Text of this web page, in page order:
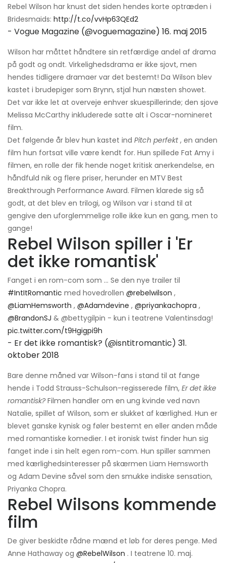
Rebel Wilson har knust det siden hendes korte optræden i
Bridesmaids: http://t.co/vvHp63QEd2
- Vogue Magazine (@voguemagazine) 16. maj 2015
Wilson har måttet håndtere sin retfærdige andel af drama
på godt og ondt. Virkelighedsdrama er ikke sjovt, men
hendes tidligere dramaer var det bestemt! Da Wilson blev
kastet i brudepiger som Brynn, stjal hun næsten showet.
Det var ikke let at overveje enhver skuespillerinde; den sjove
Melissa McCarthy inkluderede satte alt i Oscar-nomineret
film.
Det følgende år blev hun kastet ind Pitch perfekt, en anden
film hun fortsat ville være kendt for. Hun spillede Fat Amy i
filmen, en rolle der fik hende noget kritisk anerkendelse, en
håndfuld nik og flere priser, herunder en MTV Best
Breakthrough Performance Award. Filmen klarede sig så
godt, at det blev en trilogi, og Wilson var i stand til at
gengive den uforglemmelige rolle ikke kun en gang, men to
gange!
Rebel Wilson spiller i 'Er
det ikke romantisk'
Fanget i en rom-com som ... Se den nye trailer til
#IntItRomantic med hovedrollen @rebelwilson ,
@LiamHemsworth , @Adamdevine , @priyankachopra ,
@BrandonSJ & @bettygilpin - kun i teatrene Valentinsdag!
pic.twitter.com/t9Hgigpi9h
- Er det ikke romantisk? (@isntitromantic) 31.
oktober 2018
Bare denne måned var Wilson-fans i stand til at fange
hende i Todd Strauss-Schulson-regisserede film, Er det ikke
romantisk?Filmen handler om en ung kvinde ved navn
Natalie, spillet af Wilson, som er slukket af kærlighed. Hun er
blevet ganske kynisk og føler bestemt en eller anden måde
med romantiske komedier. I et ironisk twist finder hun sig
fanget inde i sin helt egen rom-com. Hun spiller sammen
med kærlighedsinteresser på skærmen Liam Hemsworth
og Adam Devine såvel som den smukke indiske sensation,
Priyanka Chopra.
Rebel Wilsons kommende
film
De giver beskidte rådne mænd et løb for deres penge. Med
Anne Hathaway og @RebelWilson . I teatrene 10. maj.